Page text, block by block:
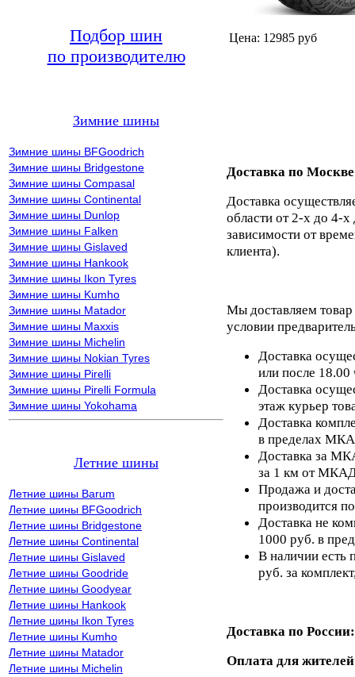
Подбор шин
по производителю
Зимние шины
Зимние шины BFGoodrich
Зимние шины Bridgestone
Зимние шины Compasal
Зимние шины Continental
Зимние шины Dunlop
Зимние шины Falken
Зимние шины Gislaved
Зимние шины Hankook
Зимние шины Ikon Tyres
Зимние шины Kumho
Зимние шины Matador
Зимние шины Maxxis
Зимние шины Michelin
Зимние шины Nokian Tyres
Зимние шины Pirelli
Зимние шины Pirelli Formula
Зимние шины Yokohama
Летние шины
Летние шины Barum
Летние шины BFGoodrich
Летние шины Bridgestone
Летние шины Continental
Летние шины Gislaved
Летние шины Goodride
Летние шины Goodyear
Летние шины Hankook
Летние шины Ikon Tyres
Летние шины Kumho
Летние шины Matador
Летние шины Michelin
Цена: 12985 руб
Доставка по
Доставка
области от 2-х до 4-х
зависимости от
клиента).
Мы доставляем
условии
Доставка
или после 18.00
Доставка
этаж курьер
Доставка
в пределах
Доставка за
за 1 км от
Продажа и
производится
Доставка не
1000 руб. в
В наличии есть
руб. за
Доставка по России:
Оплата для